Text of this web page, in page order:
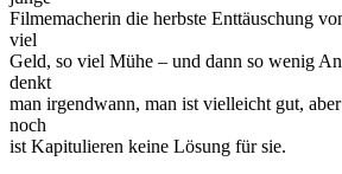
Filmemacherin die herbste Enttäuschung
viel
Geld, so viel Mühe – und dann so wenig
denkt
man irgendwann, man ist vielleicht gut,
noch
ist Kapitulieren keine Lösung für sie.